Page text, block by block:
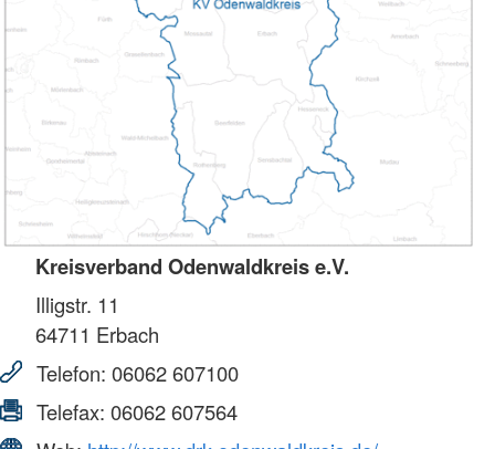
Kreisverband Odenwaldkreis e.V.
Illigstr. 11
64711 Erbach
Telefon: 06062 607100
Telefax: 06062 607564